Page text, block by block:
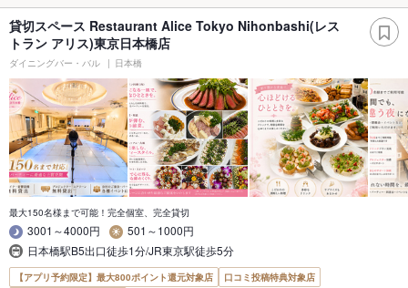
貸切スペース Restaurant Alice Tokyo Nihonbashi(レス
トラン アリス)東京日本橋店
ダイニングバー・バル 日本橋
最大150名様まで可能！完全個室、完全貸切
3001～4000円
501～1000円
日本橋駅B5出口徒歩1分/JR東京駅徒歩5分
【アプリ予約限定】最大800ポイント還元対象店
口コミ投稿特典対象店